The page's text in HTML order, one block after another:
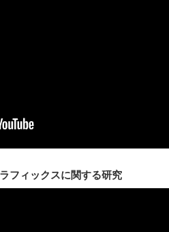
フィックスに関する研究